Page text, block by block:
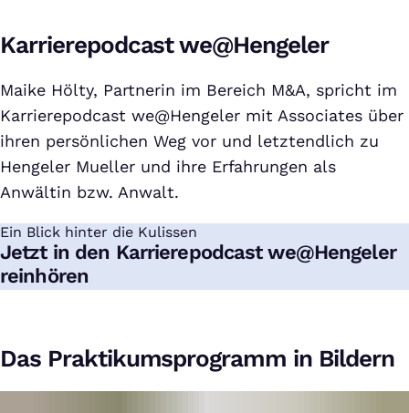
Karrierepodcast we@Hengeler
Maike Hölty, Partnerin im Bereich M&A, spricht im
Karrierepodcast we@Hengeler mit Associates über
ihren persönlichen Weg vor und letztendlich zu
Hengeler Mueller und ihre Erfahrungen als
Anwältin bzw. Anwalt.
Ein Blick hinter die Kulissen
:
Jetzt in den Karrierepodcast we@Hengeler
reinhören
Das Praktikumsprogramm in Bildern